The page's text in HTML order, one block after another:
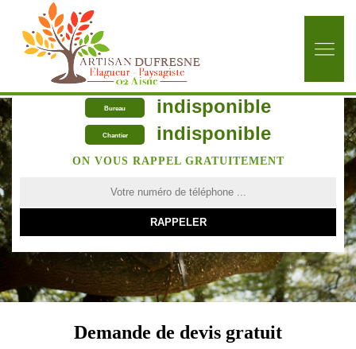
Bureau indisponible
Chantier indisponible
ON VOUS RAPPEL GRATUITEMENT
Demande de devis gratuit